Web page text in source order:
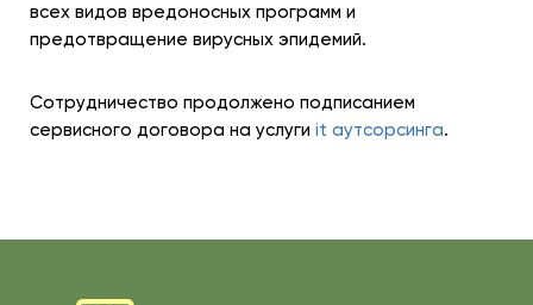
всех видов вредоносных программ и
предотвращение вирусных эпидемий.
Сотрудничество продолжено подписанием
сервисного договора на услуги it аутсорсинга.